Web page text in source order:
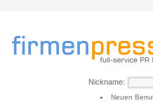
Nickname:
Neuen